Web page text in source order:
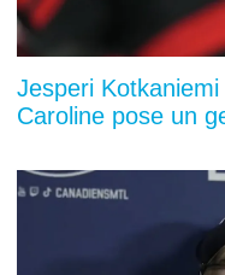
Jesperi
Caroline pose un